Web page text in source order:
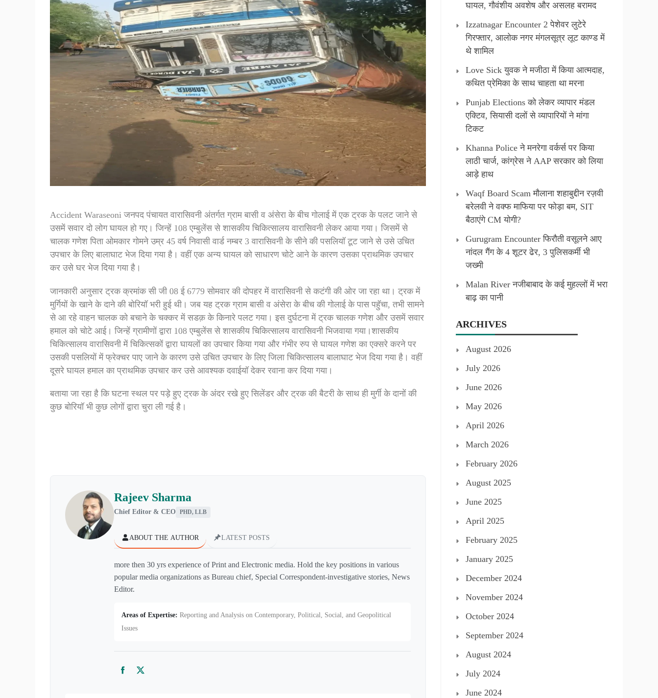
Accident Waraseoni जनपद पंचायत वारासिवनी अंतर्गत ग्राम बासी व अंसेरा के बीच गोलाई में एक ट्रक के पलट जाने से
उसमें सवार दो लोग घायल हो गए। जिन्हें 108 एम्बुलेंस से शासकीय चिकित्सालय वारासिवनी लेकर आया गया। जिसमें से
चालक गणेश पिता ओमकार गोमने उम्र 45 वर्ष निवासी वार्ड नम्बर 3 वारासिवनी के सीने की पसलियॉ टूट जाने से उसे उचित
उपचार के लिए बालाघाट भेज दिया गया है। वहीं एक अन्य घायल को साधारण चोटे आने के कारण उसका प्राथमिक उपचार
कर उसे घर भेज दिया गया है।
जानकारी अनुसार ट्रक क्रमांक सी जी 08 ई 6779 सोमवार की दोपहर में वारासिवनी से कटंगी की ओर जा रहा था। ट्रक में
मुर्गियों के खाने के दाने की बोरियॉ भरी हुई थी। जब यह ट्रक ग्राम बासी व अंसेरा के बीच की गोलाई के पास पहुॅचा, तभी सामने
से आ रहे वाहन चालक को बचाने के चक्कर में सडक़ के किनारे पलट गया। इस दुर्घटना में ट्रक चालक गणेश और उसमें सवार
हमाल को चोटे आई। जिन्हें ग्रामीणों द्वारा 108 एम्बुलेंस से शासकीय चिकित्सालय वारासिवनी भिजवाया गया।शासकीय
चिकित्सालय वारासिवनी में चिकित्सकों द्वारा घायलों का उपचार किया गया और गंभीर रुप से घायल गणेश का एक्सरे करने पर
उसकी पसलियों में फ्रेक्चर पाए जाने के कारण उसे उचित उपचार के लिए जिला चिकित्सालय बालाघाट भेज दिया गया है। वहीं
दूसरे घायल हमाल का प्राथमिक उपचार कर उसे आवश्यक दवाईयॉ देकर रवाना कर दिया गया।
बताया जा रहा है कि घटना स्थल पर पड़े हुए ट्रक के अंदर रखे हुए सिलेंडर और ट्रक की बैटरी के साथ ही मुर्गी के दानों की
कुछ बोरियॉ भी कुछ लोगों द्वारा चुरा ली गई है।
Rajeev Sharma
Chief Editor & CEO PHD, LLB
ABOUT THE AUTHOR LATEST POSTS
more then 30 yrs experience of Print and Electronic media. Hold the key positions in various
popular media organizations as Bureau chief, Special Correspondent-investigative stories, News
Editor.
Areas of Expertise: Reporting and Analysis on Contemporary, Political, Social, and Geopolitical
Issues
FacebookTwitter
घायल, गौवंशीय अवशेष और असलह बरामद
Izzatnagar Encounter 2 पेशेवर लुटेरे
गिरफ्तार, आलोक नगर मंगलसूत्र लूट काण्‍ड में
थे शामिल
Love Sick युवक ने मजीठा में किया आत्मदाह,
कथित प्रेमिका के साथ चाहता था मरना
Punjab Elections को लेकर व्यापार मंडल
एक्टिव, सियासी दलों से व्यापारियों ने मांगा
टिकट
Khanna Police ने मनरेगा वर्कर्स पर किया
लाठी चार्ज, कांग्रेस ने AAP सरकार को लिया
आड़े हाथ
Waqf Board Scam मौलाना शहाबुद्दीन रज़वी
बरेलवी ने वक्फ माफिया पर फोड़ा बम, SIT
बैठाएंगे CM योगी?
Gurugram Encounter फिरौती वसूलने आए
नांदल गैंग के 4 शूटर ढेर, 3 पुलिसकर्मी भी
जख्मी
Malan River नजीबाबाद के कई मुहल्लों में भरा
बाढ़ का पानी
ARCHIVES
August 2026
July 2026
June 2026
May 2026
April 2026
March 2026
February 2026
August 2025
June 2025
April 2025
February 2025
January 2025
December 2024
November 2024
October 2024
September 2024
August 2024
July 2024
June 2024